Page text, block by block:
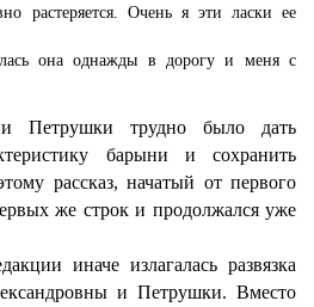
растеряется. Очень я эти ласки ее
она однажды в дорогу и меня с
Петрушки трудно было дать
барыни и сохранить
рассказ, начатый от первого
же строк и продолжался уже
иначе излагалась развязка
и Петрушки. Вместо